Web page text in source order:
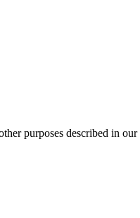
purposes described in our